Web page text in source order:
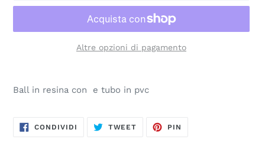
Altre opzioni di pagamento
del
carrello
Ball in resina con e tubo in pvc
CONDIVIDI CONDIVIDITWEET TWITTA PIN